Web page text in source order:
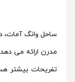
ساحل وانگ آمات،
مدرن ارائه می
تفریحات بیشتر